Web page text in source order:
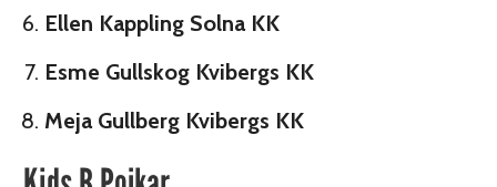
Ellen Kappling Solna KK
Esme Gullskog Kvibergs KK
Meja Gullberg Kvibergs KK